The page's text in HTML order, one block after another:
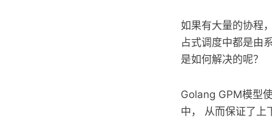
如果有大量的协程
占式调度中都是由
是如何解决的呢？
Golang GPM模型
中， 从而保证了上